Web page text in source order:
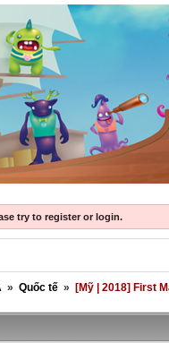
try to register or login.
» Quốc tế » [Mỹ | 2018] First